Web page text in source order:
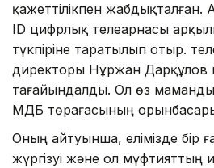
қажеттілікпен
ІD цифрлық телеарнасы
түкпіріне таратылып отыр.
директоры Нұржан Дарқұлов
тағайындалды. Ол өз
ҚМДБ төрағасының
Оның айтуынша, елімізде бір
жүргізуі және ол мүфтияттың